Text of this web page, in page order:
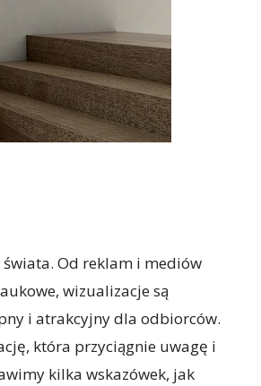
świata. Od reklam i mediów
wizualizacje są
i atrakcyjny dla odbiorców.
która przyciągnie uwagę i
kilka wskazówek, jak